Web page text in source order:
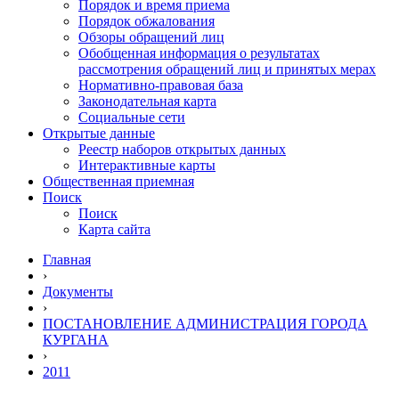
Порядок и время приема
Порядок обжалования
Обзоры обращений лиц
Обобщенная информация о результатах
рассмотрения обращений лиц и принятых мерах
Нормативно-правовая база
Законодательная карта
Социальные сети
Открытые данные
Реестр наборов открытых данных
Интерактивные карты
Общественная приемная
Поиск
Поиск
Карта сайта
Главная
›
Документы
›
ПОСТАНОВЛЕНИЕ АДМИНИСТРАЦИЯ ГОРОДА
КУРГАНА
›
2011